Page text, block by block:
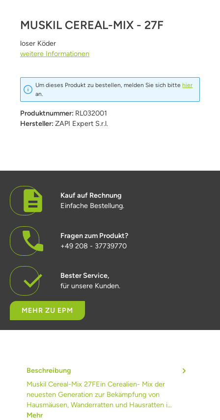
MUSKIL CEREAL-MIX - 27F
loser Köder
weitere Informationen
Um dieses Produkt zu bestellen, melden Sie sich bitte hier
an.
Produktnummer: RL032001
Hersteller: ZAPI Expert S.r.l.
Kauf auf Rechnung
Einfache Bestellung.
Fragen zum Produkt?
+49 208 - 37739770
Bester Service,
für unsere Kunden.
MEHR ZU EPM
Beschreibung
Muskil Cereal-Mix 27FEin Cerealien- Mix der
neuesten Generation zur Bekämpfung von
Hausmäusen, Wanderratten und Hausratten i…
Mehr